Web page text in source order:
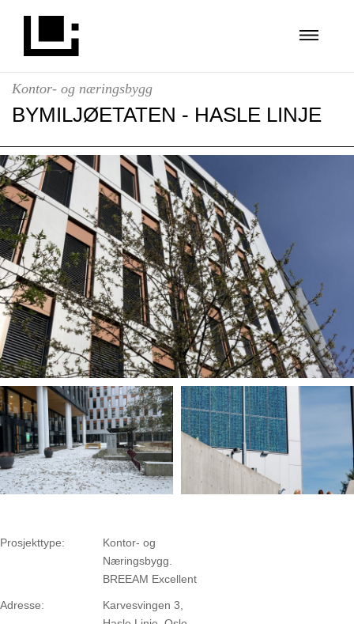
Kontor- og næringsbygg
BYMILJØETATEN - HASLE LINJE
Prosjekttype:
Kontor- og
Næringsbygg.
BREEAM Excellent
Adresse:
Karvesvingen 3,